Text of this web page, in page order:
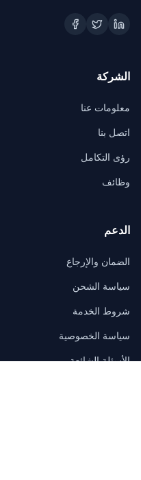
الشركة
معلومات عنا
اتصل بنا
رؤى التكامل
وظائف
الدعم
الضمان والإرجاع
سياسة الشحن
شروط الخدمة
سياسة الخصوصية
الأسئلة الشائعة